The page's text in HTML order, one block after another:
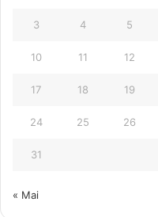
3 4 5
10 11 12
17 18 19
24 25 26
31
« Mai